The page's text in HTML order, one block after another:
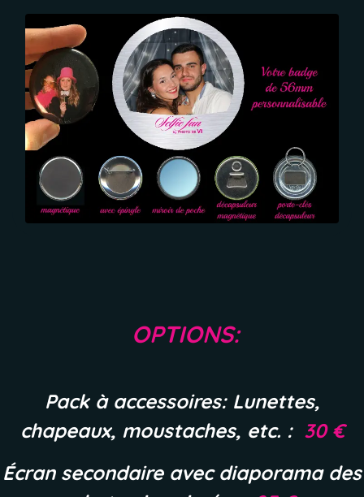
OPTIONS:
Pack à accessoires: Lunettes,
chapeaux, moustaches, etc. : 30 €​
Écran secondaire avec diaporama des